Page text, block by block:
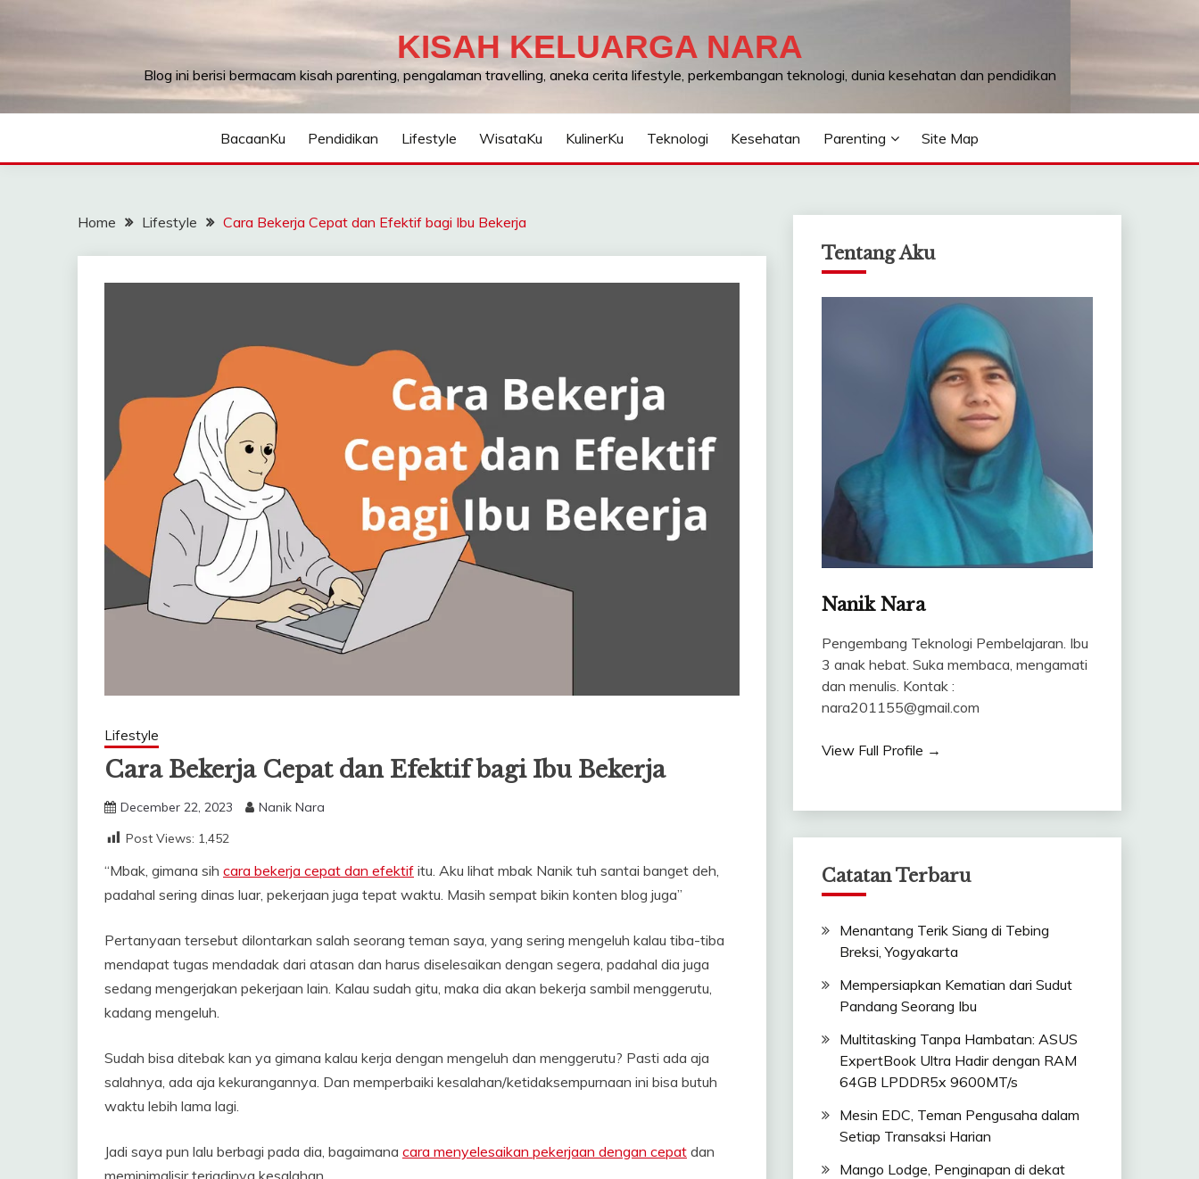
KISAH KELUARGA NARA
Blog ini berisi bermacam kisah parenting, pengalaman travelling, aneka cerita lifestyle, perkembangan teknologi, dunia kesehatan dan pendidikan
BacaanKu Pendidikan Lifestyle WisataKu KulinerKu Teknologi Kesehatan Parenting Site Map
Home Lifestyle Cara Bekerja Cepat dan Efektif bagi Ibu Bekerja
Lifestyle
Cara Bekerja Cepat dan Efektif bagi Ibu Bekerja
December 22, 2023
Nanik Nara
Post Views: 1,452
“Mbak, gimana sih cara bekerja cepat dan efektif itu. Aku lihat mbak Nanik tuh santai banget deh,
padahal sering dinas luar, pekerjaan juga tepat waktu. Masih sempat bikin konten blog juga”
Pertanyaan tersebut dilontarkan salah seorang teman saya, yang sering mengeluh kalau tiba-tiba
mendapat tugas mendadak dari atasan dan harus diselesaikan dengan segera, padahal dia juga
sedang mengerjakan pekerjaan lain. Kalau sudah gitu, maka dia akan bekerja sambil menggerutu,
kadang mengeluh.
Sudah bisa ditebak kan ya gimana kalau kerja dengan mengeluh dan menggerutu? Pasti ada aja
salahnya, ada aja kekurangannya. Dan memperbaiki kesalahan/ketidaksempurnaan ini bisa butuh
waktu lebih lama lagi.
Jadi saya pun lalu berbagi pada dia, bagaimana cara menyelesaikan pekerjaan dengan cepat dan
meminimalisir terjadinya kesalahan.
Tentang Aku
Nanik Nara
Pengembang Teknologi Pembelajaran. Ibu
3 anak hebat. Suka membaca, mengamati
dan menulis. Kontak :
nara201155@gmail.com
View Full Profile →
Catatan Terbaru
Menantang Terik Siang di Tebing
Breksi, Yogyakarta
Mempersiapkan Kematian dari Sudut
Pandang Seorang Ibu
Multitasking Tanpa Hambatan: ASUS
ExpertBook Ultra Hadir dengan RAM
64GB LPDDR5x 9600MT/s
Mesin EDC, Teman Pengusaha dalam
Setiap Transaksi Harian
Mango Lodge, Penginapan di dekat